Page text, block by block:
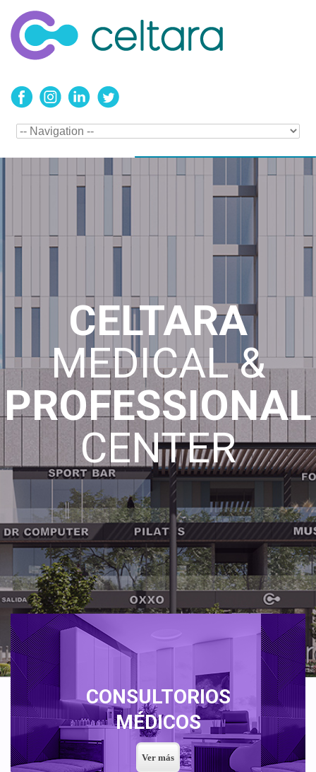
CELTARA
MEDICAL &
PROFESSIONAL
CENTER
CONSULTORIOS
MÉDICOS